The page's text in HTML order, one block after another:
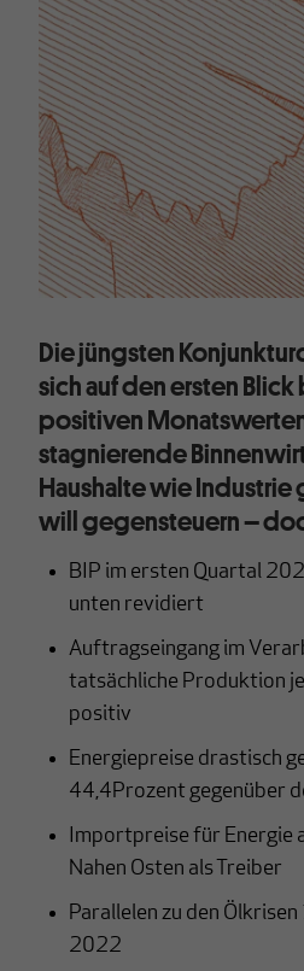
Die jüngsten
sich auf den ersten
positiven
stagnierende
Haushalte wie
will gegensteuern –
BIP im ersten Quartal
unten revidiert
Auftragseingang im
tatsächliche Produktion
positiv
Energiepreise drastisch
44,4Prozent gegenüber
Importpreise für Energie
Nahen Osten als Treiber
Parallelen zu den
2022